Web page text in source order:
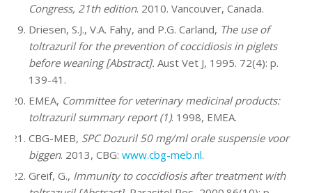
Congress, 21th edition. 2010. Vancouver, Canada.
Driesen, S.J., V.A. Fahy, and P.G. Carland, The use of
toltrazuril for the prevention of coccidiosis in piglets
before weaning [Abstract]. Aust Vet J, 1995. 72(4): p.
139-41.
EMEA, Committee for veterinary medicinal products:
toltrazuril summary report (1). 1998, EMEA.
CBG-MEB, SPC Dozuril 50 mg/ml orale suspensie voor
biggen. 2013, CBG:www.cbg-meb.nl.
Greif, G., Immunity to coccidiosis after treatment with